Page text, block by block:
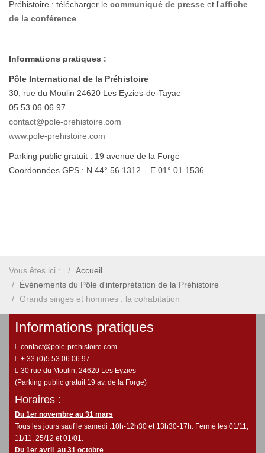
Préhistoire : télécharger le communiqué de presse et l'affiche
de la conférence
Informations pratiques :
Pôle International de la Préhistoire
30, rue du Moulin 24620 Les Eyzies-de-Tayac
05 53 06 06 97
contact@pole-prehistoire.com
www.pole-prehistoire.com
Parking public gratuit : 19 avenue de la Forge
Coordonnées GPS : N 44° 56.1312 – E 01° 01.1536
Vous êtes ici :
Accueil
Événements du Pôle d'interprétation de la Préhistoire
Grands singes et hommes : la cohabitation
Informations pratiques
contact@pole-prehistoire.com
+ 33 (0)5 53 06 06 97
30 rue du Moulin, 24620 Les Eyzies
(Parking public gratuit 19 av. de la Forge)
Horaires :
Du 1er novembre au 31 mars
Tous les jours sauf le samedi :10h-12h30 et 13h30-17h. Fermé les 01/11,
11/11, 25/12 et 01/01.
Du 1er avril au 31 octobre